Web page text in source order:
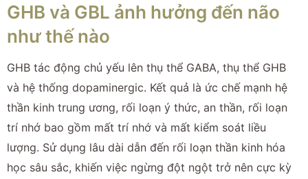
GHB và GBL ảnh hưởng đến não
như thế nào
GHB tác động chủ yếu lên thụ thể GABA, thụ thể GHB
và hệ thống dopaminergic. Kết quả là ức chế mạnh hệ
thần kinh trung ương, rối loạn ý thức, an thần, rối loạn
trí nhớ bao gồm mất trí nhớ và mất kiểm soát liều
lượng. Sử dụng lâu dài dẫn đến rối loạn thần kinh hóa
học sâu sắc, khiến việc ngừng đột ngột trở nên cực kỳ